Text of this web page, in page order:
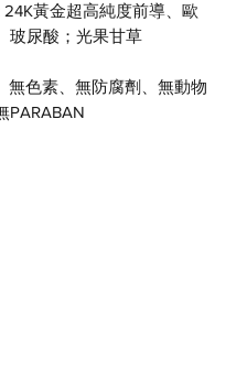
黃金超高純度前導、歐
玻尿酸；光果甘草
無色素、無防腐劑、無動物
PARABAN